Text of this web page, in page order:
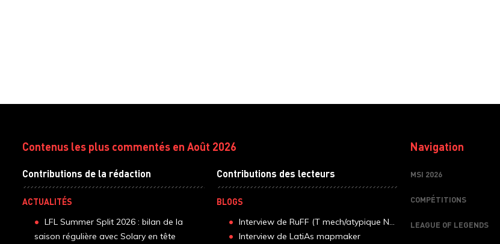
Contenus les plus commentés en Août 2026
Contributions de la rédaction
ACTUALITÉS
LFL Summer Split 2026 : bilan de la
saison régulière avec Solary en tête
Contributions des lecteurs
BLOGS
Interview de RuFF (T mech/atypique N...
Interview de LatiAs mapmaker
Navigation
MSI 2026
COMPÉTITIONS
LEAGUE OF LEGENDS